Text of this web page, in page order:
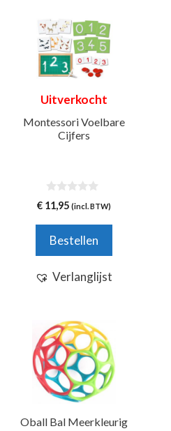
Uitverkocht
Montessori Voelbare
Cijfers
0
v
5
€11,95 (incl. BTW)
Bestellen
Verlanglijst
Oball Bal Meerkleurig